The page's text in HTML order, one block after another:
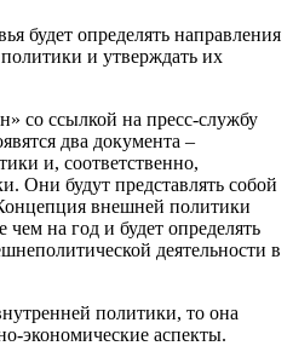
будет определять направления
и утверждать их
со ссылкой на пресс-службу
два документа –
и, соответственно,
Они будут представлять собой
внешней политики
чем на год и будет определять
деятельности в
политики, то она
экономические аспекты.